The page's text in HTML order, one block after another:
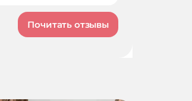
Почитать отзывы